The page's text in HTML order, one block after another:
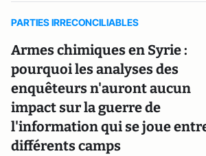
PARTIES IRRECONCILIABLES
Armes chimiques en Syrie :
pourquoi les analyses des
enquêteurs n'auront aucun
impact sur la guerre de
l'information qui se joue
différents camps